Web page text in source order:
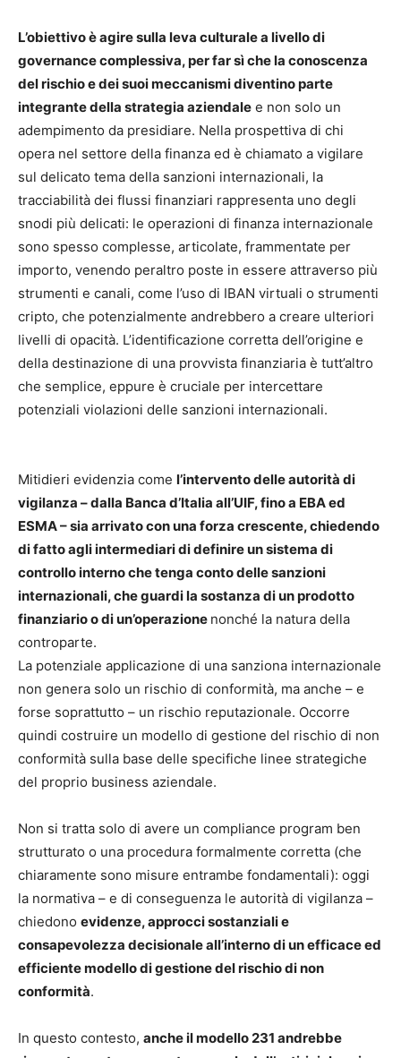
L’obiettivo è agire sulla leva culturale a livello di
governance complessiva, per far sì che la conoscenza
del rischio e dei suoi meccanismi diventino parte
integrante della strategia aziendale e non solo un
adempimento da presidiare. Nella prospettiva di chi
opera nel settore della finanza ed è chiamato a vigilare
sul delicato tema della sanzioni internazionali, la
tracciabilità dei flussi finanziari rappresenta uno degli
snodi più delicati: le operazioni di finanza internazionale
sono spesso complesse, articolate, frammentate per
importo, venendo peraltro poste in essere attraverso più
strumenti e canali, come l’uso di IBAN virtuali o strumenti
cripto, che potenzialmente andrebbero a creare ulteriori
livelli di opacità. L’identificazione corretta dell’origine e
della destinazione di una provvista finanziaria è tutt’altro
che semplice, eppure è cruciale per intercettare
potenziali violazioni delle sanzioni internazionali.
Mitidieri evidenzia come l’intervento delle autorità di
vigilanza – dalla Banca d’Italia all’UIF, fino a EBA ed
ESMA – sia arrivato con una forza crescente, chiedendo
di fatto agli intermediari di definire un sistema di
controllo interno che tenga conto delle sanzioni
internazionali, che guardi la sostanza di un prodotto
finanziario o di un’operazione nonché la natura della
controparte.
La potenziale applicazione di una sanziona internazionale
non genera solo un rischio di conformità, ma anche – e
forse soprattutto – un rischio reputazionale. Occorre
quindi costruire un modello di gestione del rischio di non
conformità sulla base delle specifiche linee strategiche
del proprio business aziendale.
Non si tratta solo di avere un compliance program ben
strutturato o una procedura formalmente corretta (che
chiaramente sono misure entrambe fondamentali): oggi
la normativa – e di conseguenza le autorità di vigilanza –
chiedono evidenze, approcci sostanziali e
consapevolezza decisionale all’interno di un efficace ed
efficiente modello di gestione del rischio di non
conformità.
In questo contesto, anche il modello 231 andrebbe